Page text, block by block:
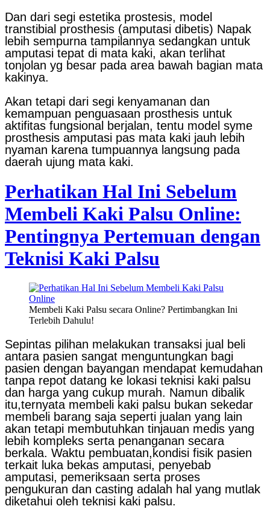
Dan dari segi estetika prostesis, model
transtibial prosthesis (amputasi dibetis) Napak
lebih sempurna tampilannya sedangkan untuk
amputasi tepat di mata kaki, akan terlihat
tonjolan yg besar pada area bawah bagian mata
kakinya.
Akan tetapi dari segi kenyamanan dan
kemampuan penguasaan prosthesis untuk
aktifitas fungsional berjalan, tentu model syme
prosthesis amputasi pas mata kaki jauh lebih
nyaman karena tumpuannya langsung pada
daerah ujung mata kaki.
Perhatikan Hal Ini Sebelum
Membeli Kaki Palsu Online:
Pentingnya Pertemuan dengan
Teknisi Kaki Palsu
Membeli Kaki Palsu secara Online? Pertimbangkan Ini
Terlebih Dahulu!
Sepintas pilihan melakukan transaksi jual beli
antara pasien sangat menguntungkan bagi
pasien dengan bayangan mendapat kemudahan
tanpa repot datang ke lokasi teknisi kaki palsu
dan harga yang cukup murah. Namun dibalik
itu,ternyata membeli kaki palsu bukan sekedar
membeli barang saja seperti jualan yang lain
akan tetapi membutuhkan tinjauan medis yang
lebih kompleks serta penanganan secara
berkala. Waktu pembuatan,kondisi fisik pasien
terkait luka bekas amputasi, penyebab
amputasi, pemeriksaan serta proses
pengukuran dan casting adalah hal yang mutlak
diketahui oleh teknisi kaki palsu.